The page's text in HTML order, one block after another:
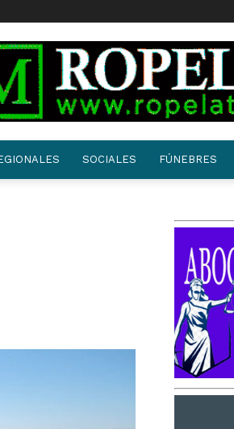
SOCIALES FÚNEBRES